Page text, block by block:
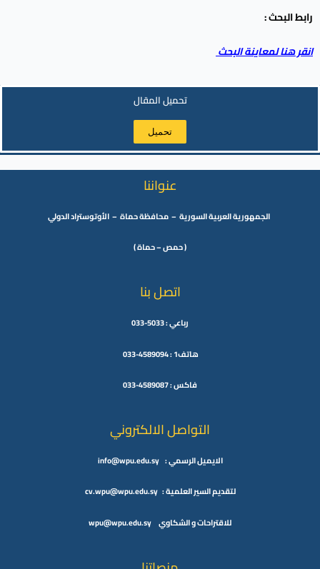
رابط البحث :
انقر هنا لمعاينة البحث
تحميل المقال
تحميل
عنواننا
الجمهورية العربية السورية – محافظة حماة – الأوتوستراد الدولي
( حمص – حماة )
اتصل بنا
رباعي : 5033-033
هاتف1 : 4589094-033
فاكس : 4589087-033
التواصل الالكتروني
الايميل الرسمي : info@wpu.edu.sy
لتقديم السير العلمية : cv.wpu@wpu.edu.sy
للاقتراحات و الشكاوي wpu@wpu.edu.sy